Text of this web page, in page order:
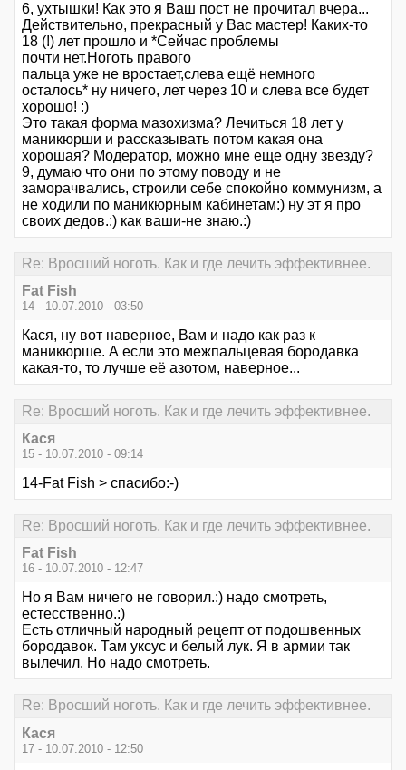
6, ухтышки! Как это я Ваш пост не прочитал вчера...
Действительно, прекрасный у Вас мастер! Каких-то
18 (!) лет прошло и *Сейчас проблемы
почти нет.Ноготь правого
пальца уже не вростает,слева ещё немного
осталось* ну ничего, лет через 10 и слева все будет
хорошо! :)
Это такая форма мазохизма? Лечиться 18 лет у
маникюрши и рассказывать потом какая она
хорошая? Модератор, можно мне еще одну звезду?
9, думаю что они по этому поводу и не
заморачвались, строили себе спокойно коммунизм, а
не ходили по маникюрным кабинетам:) ну эт я про
своих дедов.:) как ваши-не знаю.:)
Re: Вросший ноготь. Как и где лечить эффективнее.
Fat Fish
14 - 10.07.2010 - 03:50
Кася, ну вот наверное, Вам и надо как раз к
маникюрше. А если это межпальцевая бородавка
какая-то, то лучше её азотом, наверное...
Re: Вросший ноготь. Как и где лечить эффективнее.
Кася
15 - 10.07.2010 - 09:14
14-Fat Fish > спасибо:-)
Re: Вросший ноготь. Как и где лечить эффективнее.
Fat Fish
16 - 10.07.2010 - 12:47
Но я Вам ничего не говорил.:) надо смотреть,
естесственно.:)
Есть отличный народный рецепт от подошвенных
бородавок. Там уксус и белый лук. Я в армии так
вылечил. Но надо смотреть.
Re: Вросший ноготь. Как и где лечить эффективнее.
Кася
17 - 10.07.2010 - 12:50